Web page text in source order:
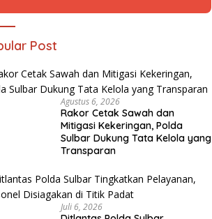
Post
Agustus 6, 2026
Rakor Cetak Sawah dan
Mitigasi Kekeringan, Polda
Sulbar Dukung Tata Kelola yang
Transparan
Juli 6, 2026